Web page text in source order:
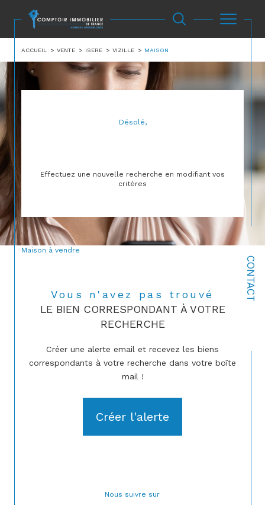
CONTACT
ACCUEIL VENTE ISERE VIZILLE MAISON
Désolé,
Effectuez une nouvelle recherche en modifiant vos
critères
Maison à vendre
Vous n'avez pas trouvé
LE BIEN CORRESPONDANT À VOTRE
RECHERCHE
Créer une alerte email et recevez les biens
correspondants à votre recherche dans votre boîte
mail !
Créer l'alerte
Nous suivre sur